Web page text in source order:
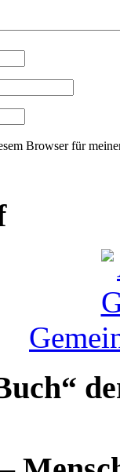
Browser für